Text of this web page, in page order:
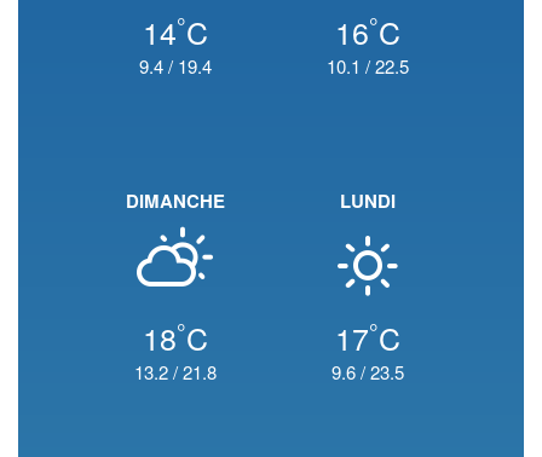
14°C
9.4/ 19.4
16°C
10.1 /22.5
DIMANCHE
18°C
13.2/21.8
LUNDI
17°C
9.6/23.5